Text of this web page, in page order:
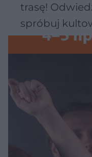
trasę!
spróbuj
Wawelu